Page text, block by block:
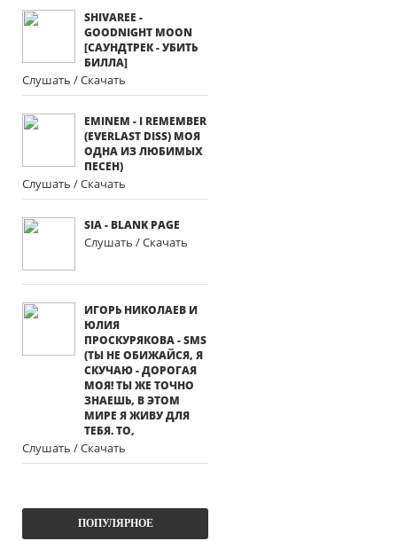
SHIVAREE -
GOODNIGHT MOON
[САУНДТРЕК - УБИТЬ
БИЛЛА]
Слушать / Скачать
EMINEM - I REMEMBER
(EVERLAST DISS) МОЯ
ОДНА ИЗ ЛЮБИМЫХ
ПЕСЕН)
Слушать / Скачать
SIA - BLANK PAGE
Слушать / Скачать
ИГОРЬ НИКОЛАЕВ И
ЮЛИЯ
ПРОСКУРЯКОВА - SMS
(ТЫ НЕ ОБИЖАЙСЯ, Я
СКУЧАЮ - ДОРОГАЯ
МОЯ! ТЫ ЖЕ ТОЧНО
ЗНАЕШЬ, В ЭТОМ
МИРЕ Я ЖИВУ ДЛЯ
ТЕБЯ. ТО,
Слушать / Скачать
ПОПУЛЯРНОЕ